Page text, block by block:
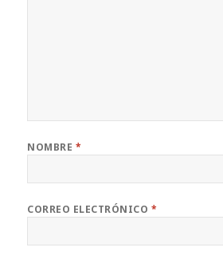
NOMBRE *
CORREO ELECTRÓNICO *